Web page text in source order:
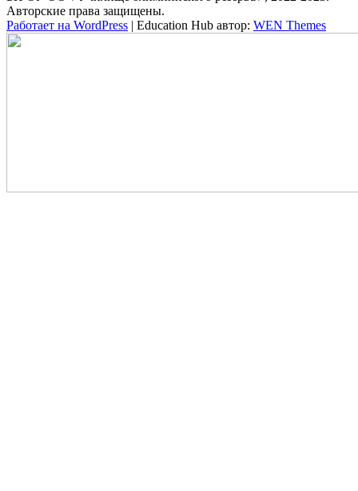
Авторские права защищены.
Работает на WordPress | Education Hub автор: WEN Themes